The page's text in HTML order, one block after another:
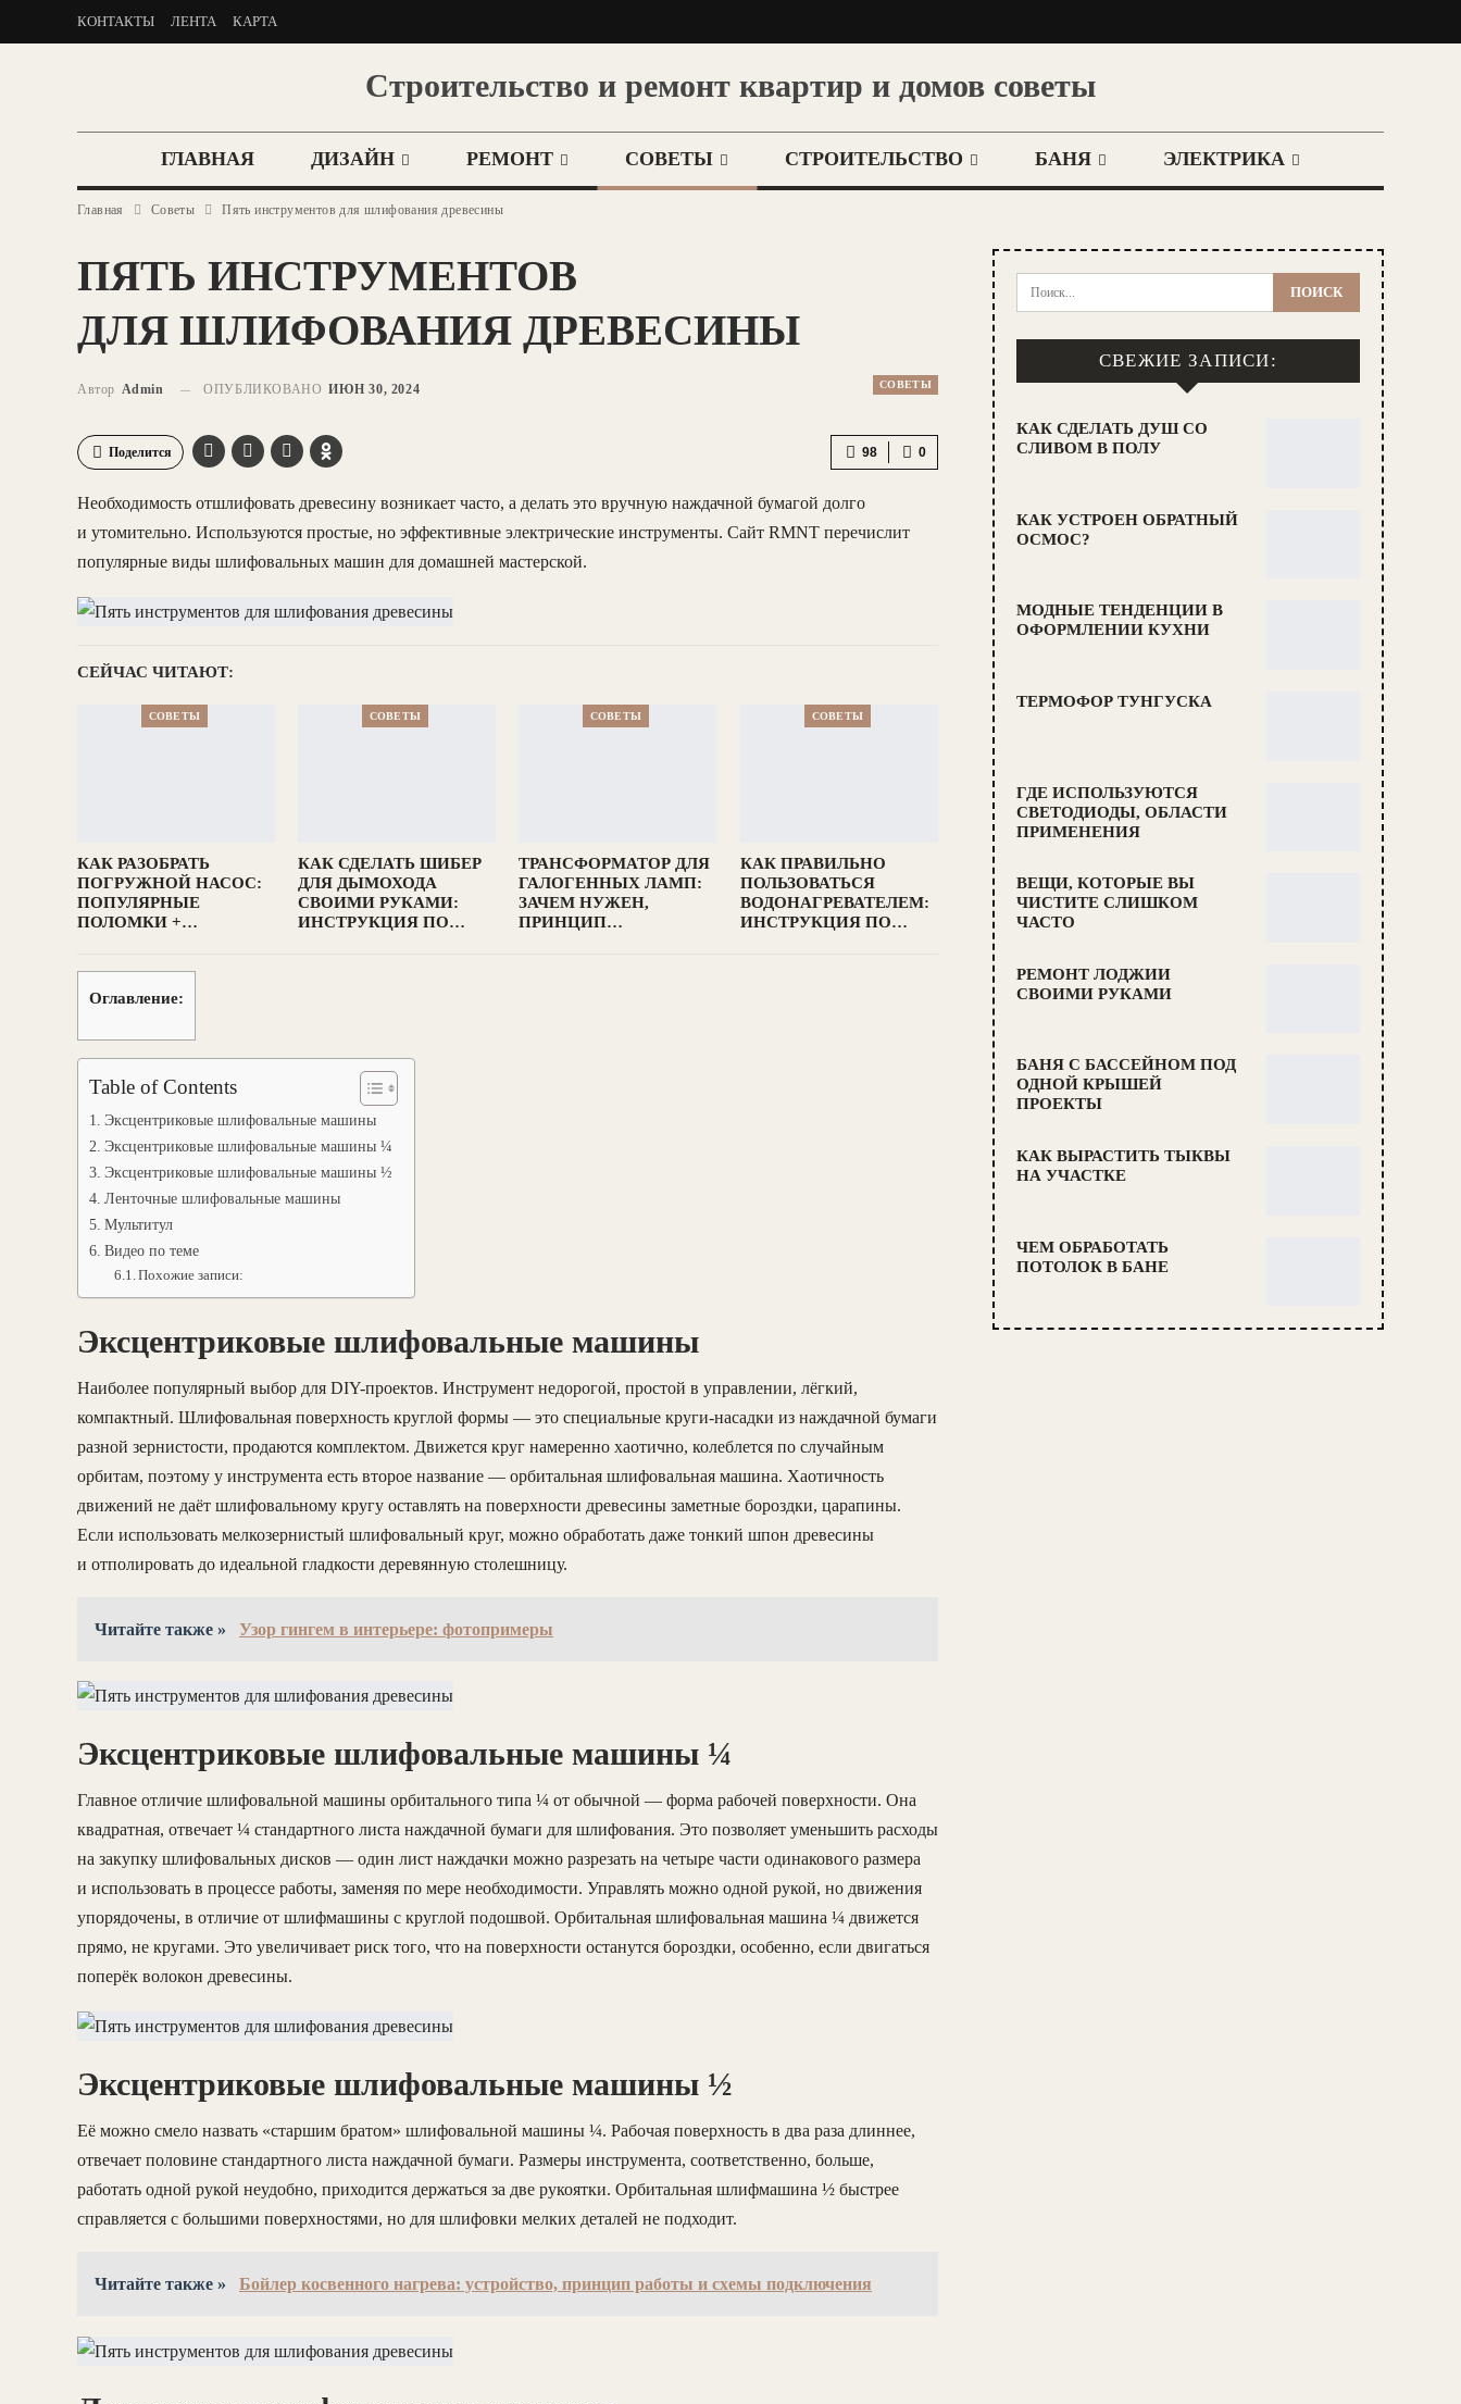
КОНТАКТЫ ЛЕНТА КАРТА
Строительство и ремонт квартир и домов советы
ГЛАВНАЯ ДИЗАЙН РЕМОНТ СОВЕТЫ СТРОИТЕЛЬСТВО БАНЯ ЭЛЕКТРИКА
Главная Советы Пять инструментов для шлифования древесины
ПЯТЬ ИНСТРУМЕНТОВ
ДЛЯ ШЛИФОВАНИЯ ДРЕВЕСИНЫ
СОВЕТЫ
Автор Admin ОПУБЛИКОВАНО ИЮН 30, 2024
0
98
Поделится
Необходимость отшлифовать древесину возникает часто, а делать это вручную наждачной бумагой долго
и утомительно. Используются простые, но эффективные электрические инструменты. Сайт RMNT перечислит
популярные виды шлифовальных машин для домашней мастерской.
СЕЙЧАС ЧИТАЮТ:
СОВЕТЫ
КАК РАЗОБРАТЬ
ПОГРУЖНОЙ НАСОС:
ПОПУЛЯРНЫЕ
ПОЛОМКИ +…
СОВЕТЫ
КАК СДЕЛАТЬ ШИБЕР
ДЛЯ ДЫМОХОДА
СВОИМИ РУКАМИ:
ИНСТРУКЦИЯ ПО…
СОВЕТЫ
ТРАНСФОРМАТОР ДЛЯ
ГАЛОГЕННЫХ ЛАМП:
ЗАЧЕМ НУЖЕН,
ПРИНЦИП…
СОВЕТЫ
КАК ПРАВИЛЬНО
ПОЛЬЗОВАТЬСЯ
ВОДОНАГРЕВАТЕЛЕМ:
ИНСТРУКЦИЯ ПО…
Оглавление:
Table of Contents
Эксцентриковые шлифовальные машины
Эксцентриковые шлифовальные машины ¼
Эксцентриковые шлифовальные машины ½
Ленточные шлифовальные машины
Мультитул
Видео по теме
Похожие записи:
Эксцентриковые шлифовальные машины
Наиболее популярный выбор для DIY-проектов. Инструмент недорогой, простой в управлении, лёгкий,
компактный. Шлифовальная поверхность круглой формы — это специальные круги-насадки из наждачной бумаги
разной зернистости, продаются комплектом. Движется круг намеренно хаотично, колеблется по случайным
орбитам, поэтому у инструмента есть второе название — орбитальная шлифовальная машина. Хаотичность
движений не даёт шлифовальному кругу оставлять на поверхности древесины заметные бороздки, царапины.
Если использовать мелкозернистый шлифовальный круг, можно обработать даже тонкий шпон древесины
и отполировать до идеальной гладкости деревянную столешницу.
Читайте также » Узор гингем в интерьере: фотопримеры
Эксцентриковые шлифовальные машины ¼
Главное отличие шлифовальной машины орбитального типа ¼ от обычной — форма рабочей поверхности. Она
квадратная, отвечает ¼ стандартного листа наждачной бумаги для шлифования. Это позволяет уменьшить расходы
на закупку шлифовальных дисков — один лист наждачки можно разрезать на четыре части одинакового размера
и использовать в процессе работы, заменяя по мере необходимости. Управлять можно одной рукой, но движения
упорядочены, в отличие от шлифмашины с круглой подошвой. Орбитальная шлифовальная машина ¼ движется
прямо, не кругами. Это увеличивает риск того, что на поверхности останутся бороздки, особенно, если двигаться
поперёк волокон древесины.
Эксцентриковые шлифовальные машины ½
Её можно смело назвать «старшим братом» шлифовальной машины ¼. Рабочая поверхность в два раза длиннее,
отвечает половине стандартного листа наждачной бумаги. Размеры инструмента, соответственно, больше,
работать одной рукой неудобно, приходится держаться за две рукоятки. Орбитальная шлифмашина ½ быстрее
справляется с большими поверхностями, но для шлифовки мелких деталей не подходит.
Читайте также » Бойлер косвенного нагрева: устройство, принцип работы и схемы подключения
СВЕЖИЕ ЗАПИСИ:
КАК СДЕЛАТЬ ДУШ СО
СЛИВОМ В ПОЛУ
КАК УСТРОЕН ОБРАТНЫЙ
ОСМОС?
МОДНЫЕ ТЕНДЕНЦИИ В
ОФОРМЛЕНИИ КУХНИ
ТЕРМОФОР ТУНГУСКА
ГДЕ ИСПОЛЬЗУЮТСЯ
СВЕТОДИОДЫ, ОБЛАСТИ
ПРИМЕНЕНИЯ
ВЕЩИ, КОТОРЫЕ ВЫ
ЧИСТИТЕ СЛИШКОМ
ЧАСТО
РЕМОНТ ЛОДЖИИ
СВОИМИ РУКАМИ
БАНЯ С БАССЕЙНОМ ПОД
ОДНОЙ КРЫШЕЙ
ПРОЕКТЫ
КАК ВЫРАСТИТЬ ТЫКВЫ
НА УЧАСТКЕ
ЧЕМ ОБРАБОТАТЬ
ПОТОЛОК В БАНЕ